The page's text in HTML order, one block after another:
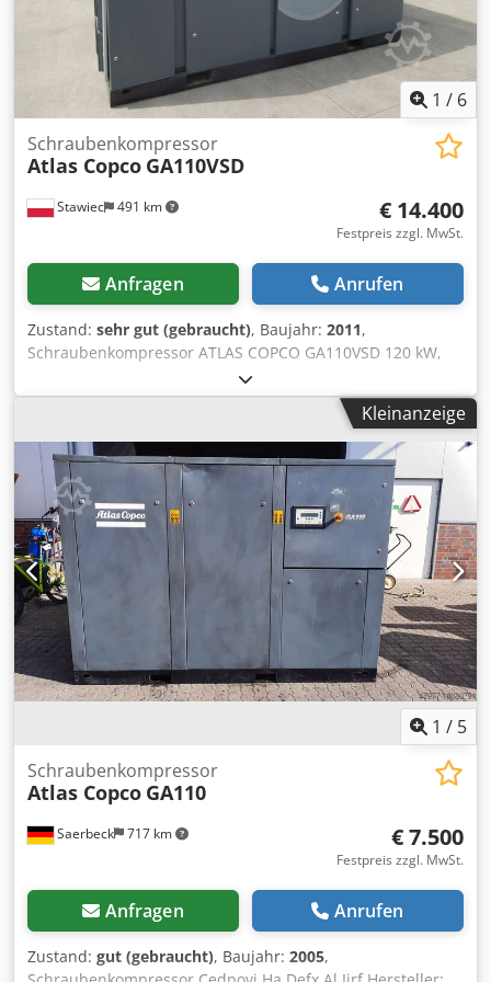
1 / 6
Stawiec 491 km
Schraubenkompressor
Atlas Copco GA110VSD
€ 14.400
Festpreis zzgl. MwSt.
Anfragen Anrufen
Zustand: sehr gut (gebraucht), Baujahr: 2011,
Schraubenkompressor ATLAS COPCO GA110VSD 120 kW,
Baujahr 2011 Schraubenkompressor ATLAS COPCO
GA110VSD mit Inverter und Wärmetauscher Technische
Daten: Csdpfx Alstqdlps Ijrf Leistung: 18,72 m³/min; 120-
kW-Motor; Max. Druck: 10 bar; Kilometerstand: 17483 h
Baujahr: 2011 Voll funktionsfähiger Kompressor, sofort
einsatzbereit, Garantie Wir bieten Service an.
Kleinanzeige
1 / 5
Saerbeck 717 km
Schraubenkompressor
Atlas Copco GA110
€ 7.500
Festpreis zzgl. MwSt.
Anfragen Anrufen
Zustand: gut (gebraucht), Baujahr: 2005,